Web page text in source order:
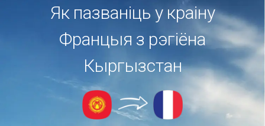
Як пазваніць у краіну
Францыя з рэгіёна
Кыргызстан